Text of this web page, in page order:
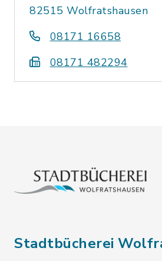
82515 Wolfratshausen
08171 16658
08171 482294
Stadtbücherei